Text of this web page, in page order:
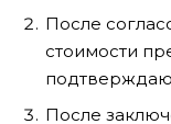
После
стоимости
После